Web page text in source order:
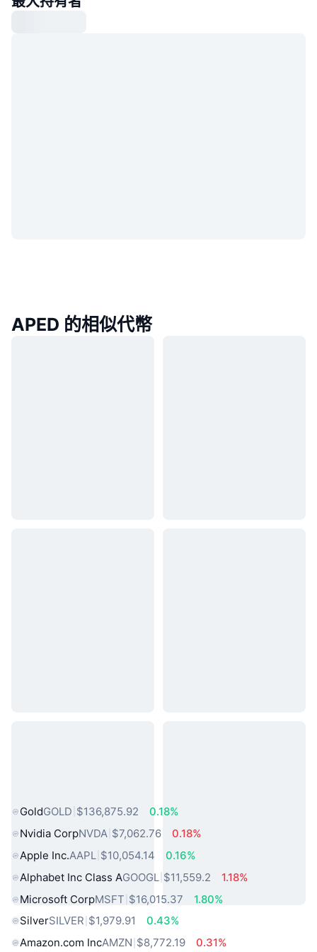
APED 的相似代幣
GoldGOLD $136,875.92
0.18%
Nvidia CorpNVDA $7,062.76
0.18%
Apple Inc.AAPL $10,054.14
0.16%
Alphabet Inc Class AGOOGL $11,559.2
1.18%
Microsoft CorpMSFT $16,015.37
1.80%
SilverSILVER $1,979.91
0.43%
Amazon.com IncAMZN $8,772.19 0.31%